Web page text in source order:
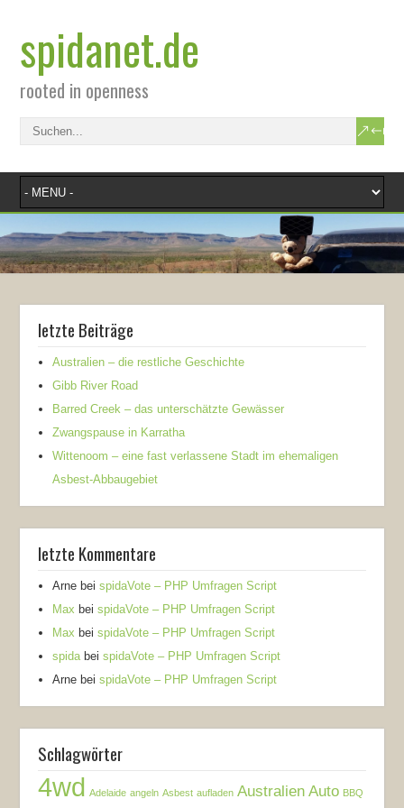
spidanet.de
rooted in openness
letzte Beiträge
Australien – die restliche Geschichte
Gibb River Road
Barred Creek – das unterschätzte Gewässer
Zwangspause in Karratha
Wittenoom – eine fast verlassene Stadt im ehemaligen
Asbest-Abbaugebiet
letzte Kommentare
Arne beispidaVote – PHP Umfragen Script
Max beispidaVote – PHP Umfragen Script
Max beispidaVote – PHP Umfragen Script
spida beispidaVote – PHP Umfragen Script
Arne beispidaVote – PHP Umfragen Script
Schlagwörter
4wd Adelaide angeln Asbest aufladen Australien Auto BBQ